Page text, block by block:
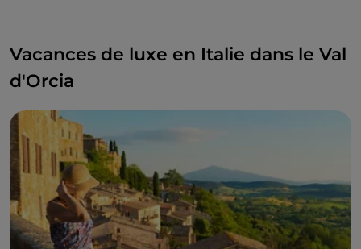
Vacances de luxe en Italie dans le Val
d'Orcia